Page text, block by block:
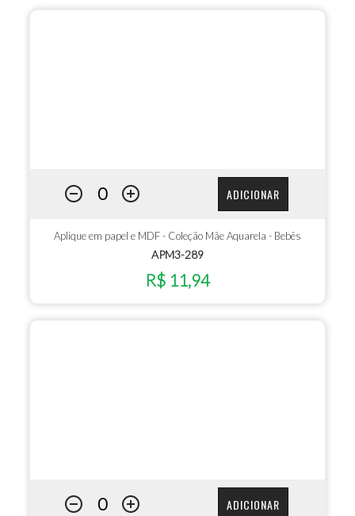
ADICIONAR
Aplique em papel e MDF - Coleção Mãe Aquarela - Bebês
APM3-289
R$ 11,94
ADICIONAR